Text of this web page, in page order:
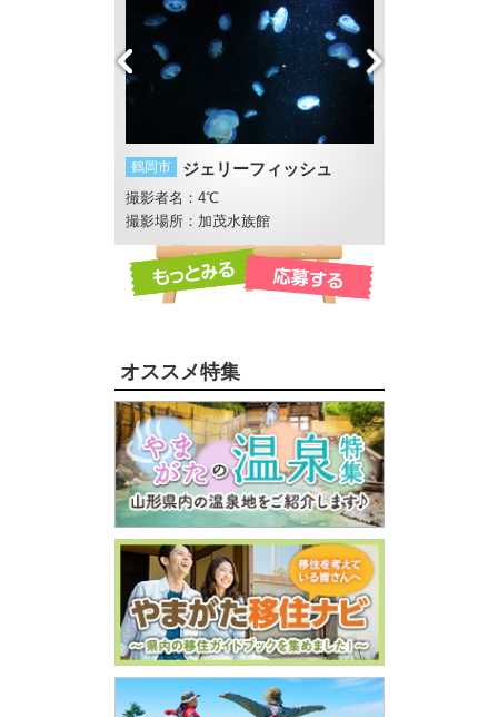
鶴岡市 ジェリーフィッシュ
撮影者名：4℃
撮影場所：加茂水族館
オススメ特集